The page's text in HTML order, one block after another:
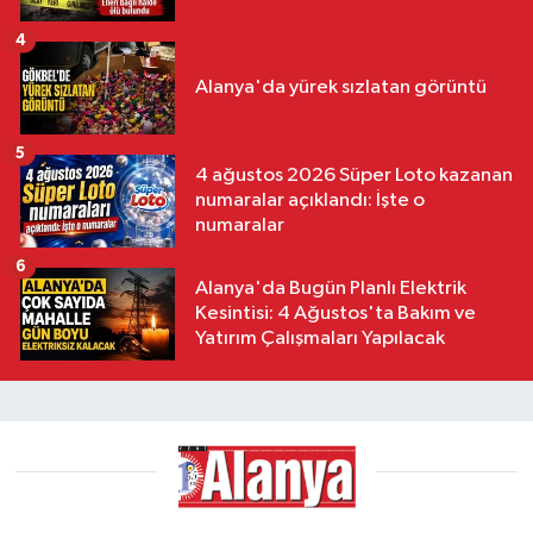
Alanya'da yürek sızlatan görüntü
4
4 ağustos 2026 Süper Loto kazanan
numaralar açıklandı: İşte o
numaralar
5
Alanya'da Bugün Planlı Elektrik
Kesintisi: 4 Ağustos'ta Bakım ve
Yatırım Çalışmaları Yapılacak
6